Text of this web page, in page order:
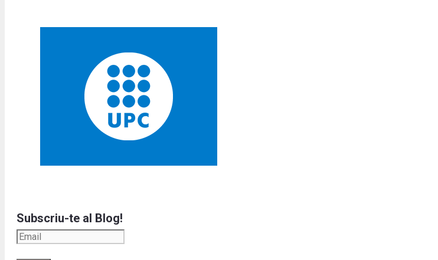
Subscriu-te al Blog!